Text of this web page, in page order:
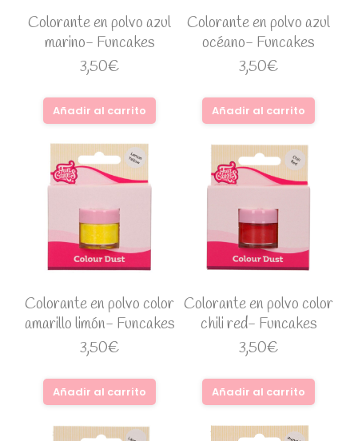
Colorante en polvo azul
marino- Funcakes
3,50€
Añadir al carrito
Colorante en polvo azul
océano- Funcakes
3,50€
Añadir al carrito
Colorante en polvo color
amarillo limón- Funcakes
3,50€
Añadir al carrito
Colorante en polvo color
chili red- Funcakes
3,50€
Añadir al carrito